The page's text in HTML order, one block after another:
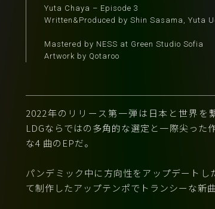
Yuta Chaya – Episode 3
Written&Produced by Shin Sasama, Yuta
Mastered by NESS at Green Studio Sofia
Artwork by Qotaroo
2022年のリリース第一弾は日本と世界を
LDGならではの多角的な選定と一際尖った
な4 曲のEPだ。
パンデミック中に方向性をアップデートし
て制作したアップテンポでトランシーな新曲